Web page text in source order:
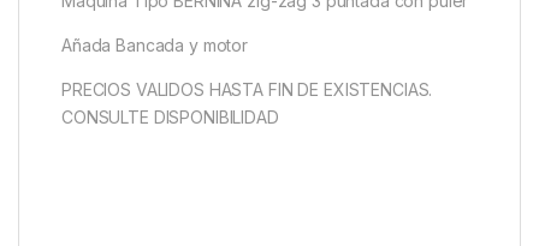
Añada Bancada y motor
PRECIOS VALIDOS HASTA FIN DE EXISTENCIAS.
CONSULTE DISPONIBILIDAD